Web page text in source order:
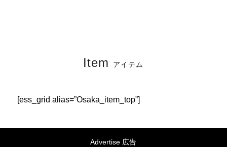
Item アイテム
[ess_grid alias=”Osaka_item_top”]
Advertise 広告